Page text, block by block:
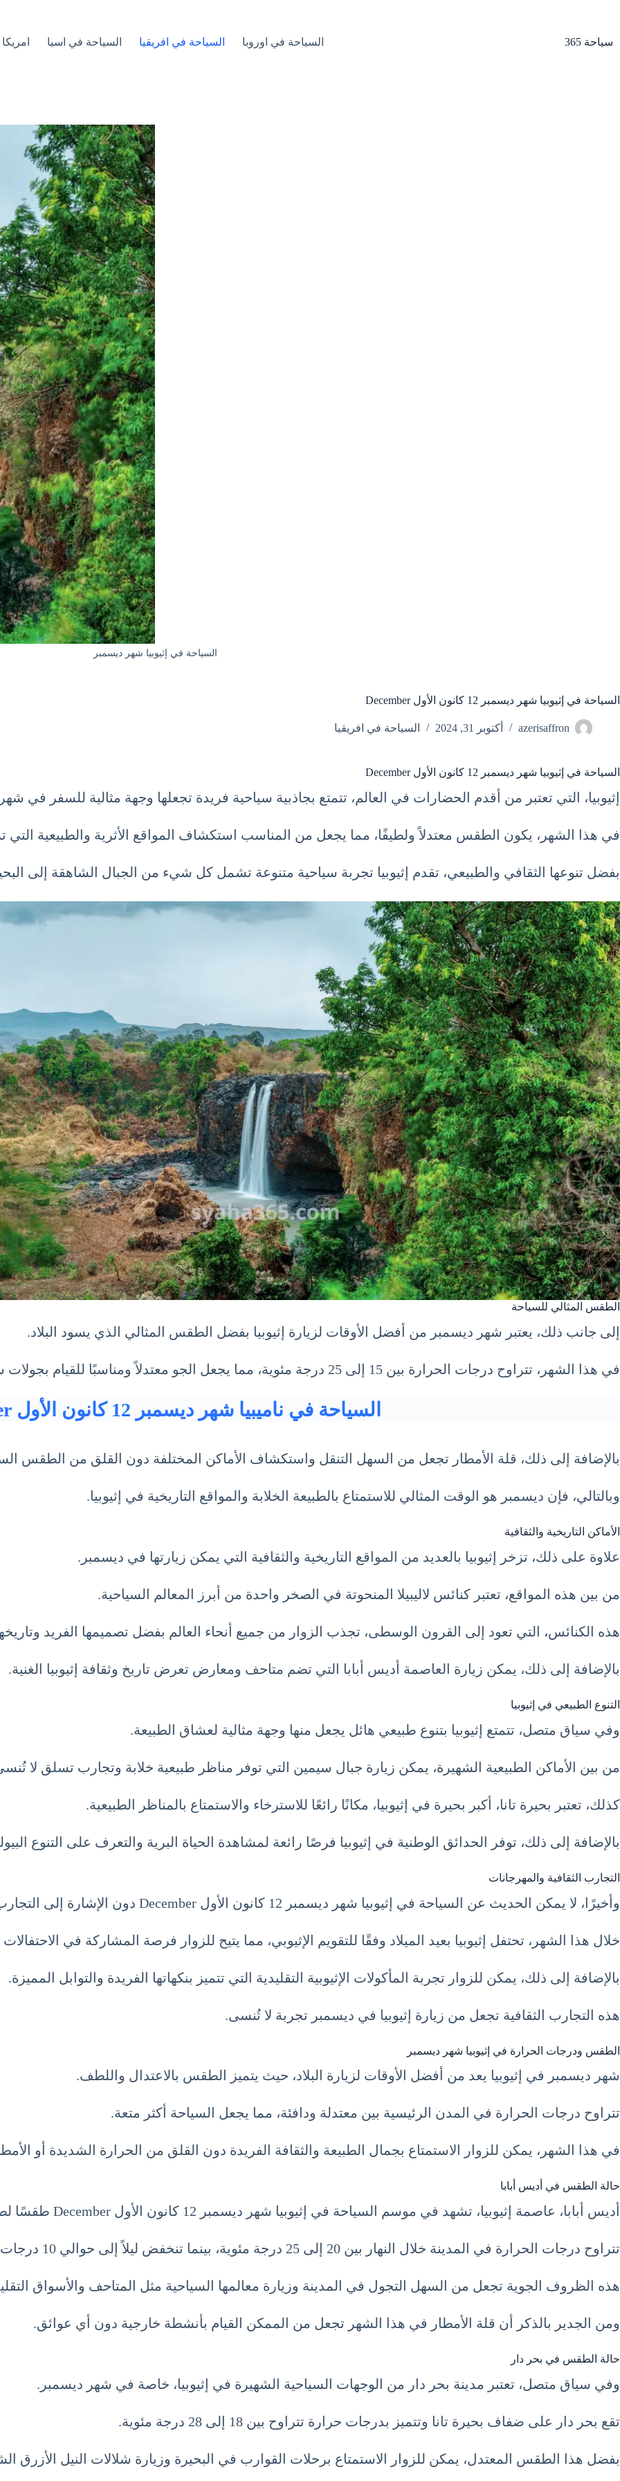
سياحة 365 السياحة في اوروبا السياحة في افريقيا السياحة في اسيا
السياحة في إثيوبيا شهر ديسمبر
السياحة في إثيوبيا شهر ديسمبر 12 كانون الأول December
azerisaffron أكتوبر 31, 2024 السياحة في افريقيا
السياحة في إثيوبيا شهر ديسمبر 12 كانون الأول December
إثيوبيا، التي تعتبر من أقدم الحضارات في العالم، تتمتع بجاذبية سياحية فريدة تجعلها وجهة مثالية للسفر في
في هذا الشهر، يكون الطقس معتدلاً ولطيفًا، مما يجعل من المناسب استكشاف المواقع الأثرية والطبيعية التي
بفضل تنوعها الثقافي والطبيعي، تقدم إثيوبيا تجربة سياحية متنوعة تشمل كل شيء من الجبال الشاهقة إلى
الطقس المثالي للسياحة
إلى جانب ذلك، يعتبر شهر ديسمبر من أفضل الأوقات لزيارة إثيوبيا بفضل الطقس المثالي الذي يسود البلاد.
في هذا الشهر، تتراوح درجات الحرارة بين 15 إلى 25 درجة مئوية، مما يجعل الجو معتدلاً ومناسبًا للقيام بجولات سياحية.
السياحة في ناميبيا شهر ديسمبر 12 كانون الأول December
بالإضافة إلى ذلك، قلة الأمطار تجعل من السهل التنقل واستكشاف الأماكن المختلفة دون القلق من الطقس
وبالتالي، فإن ديسمبر هو الوقت المثالي للاستمتاع بالطبيعة الخلابة والمواقع التاريخية في إثيوبيا.
الأماكن التاريخية والثقافية
علاوة على ذلك، تزخر إثيوبيا بالعديد من المواقع التاريخية والثقافية التي يمكن زيارتها في ديسمبر.
من بين هذه المواقع، تعتبر كنائس لاليبيلا المنحوتة في الصخر واحدة من أبرز المعالم السياحية.
هذه الكنائس، التي تعود إلى القرون الوسطى، تجذب الزوار من جميع أنحاء العالم بفضل تصميمها الفريد
بالإضافة إلى ذلك، يمكن زيارة العاصمة أديس أبابا التي تضم متاحف ومعارض تعرض تاريخ وثقافة إثيوبيا الغنية.
التنوع الطبيعي في إثيوبيا
وفي سياق متصل، تتمتع إثيوبيا بتنوع طبيعي هائل يجعل منها وجهة مثالية لعشاق الطبيعة.
من بين الأماكن الطبيعية الشهيرة، يمكن زيارة جبال سيمين التي توفر مناظر طبيعية خلابة وتجارب تسلق لا
كذلك، تعتبر بحيرة تانا، أكبر بحيرة في إثيوبيا، مكانًا رائعًا للاسترخاء والاستمتاع بالمناظر الطبيعية.
بالإضافة إلى ذلك، توفر الحدائق الوطنية في إثيوبيا فرصًا رائعة لمشاهدة الحياة البرية والتعرف على التنوع
التجارب الثقافية والمهرجانات
وأخيرًا، لا يمكن الحديث عن السياحة في إثيوبيا شهر ديسمبر 12 كانون الأول December دون الإشارة إلى التجارب الثقافية الغنية والمهرجانات التي تقام في ديسمبر.
خلال هذا الشهر، تحتفل إثيوبيا بعيد الميلاد وفقًا للتقويم الإثيوبي، مما يتيح للزوار فرصة المشاركة في
بالإضافة إلى ذلك، يمكن للزوار تجربة المأكولات الإثيوبية التقليدية التي تتميز بنكهاتها الفريدة والتوابل المميزة.
هذه التجارب الثقافية تجعل من زيارة إثيوبيا في ديسمبر تجربة لا تُنسى.
الطقس ودرجات الحرارة في إثيوبيا شهر ديسمبر
شهر ديسمبر في إثيوبيا يعد من أفضل الأوقات لزيارة البلاد، حيث يتميز الطقس بالاعتدال واللطف.
تتراوح درجات الحرارة في المدن الرئيسية بين معتدلة ودافئة، مما يجعل السياحة أكثر متعة.
في هذا الشهر، يمكن للزوار الاستمتاع بجمال الطبيعة والثقافة الفريدة دون القلق من الحرارة الشديدة أو
حالة الطقس في أديس أبابا
أديس أبابا، عاصمة إثيوبيا، تشهد في موسم السياحة في إثيوبيا شهر ديسمبر 12 كانون الأول December طقسًا لطيفًا ومعتدلًا.
تتراوح درجات الحرارة في المدينة خلال النهار بين 20 إلى 25 درجة مئوية، بينما تنخفض ليلاً إلى حوالي 10 درجات مئوية.
هذه الظروف الجوية تجعل من السهل التجول في المدينة وزيارة معالمها السياحية مثل المتاحف والأسواق
ومن الجدير بالذكر أن قلة الأمطار في هذا الشهر تجعل من الممكن القيام بأنشطة خارجية دون أي عوائق.
حالة الطقس في بحر دار
وفي سياق متصل، تعتبر مدينة بحر دار من الوجهات السياحية الشهيرة في إثيوبيا، خاصة في شهر ديسمبر.
تقع بحر دار على ضفاف بحيرة تانا وتتميز بدرجات حرارة تتراوح بين 18 إلى 28 درجة مئوية.
بفضل هذا الطقس المعتدل، يمكن للزوار الاستمتاع برحلات القوارب في البحيرة وزيارة شلالات النيل الأزرق